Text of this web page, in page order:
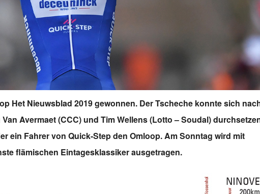
Het Nieuwsblad 2019 gewonnen. Der Tscheche konnte sich
Avermaet (CCC) und Tim Wellens (Lotto – Soudal)
ein Fahrer von Quick-Step den Omloop. Am Sonntag wird mit
flämischen Eintagesklassiker ausgetragen.